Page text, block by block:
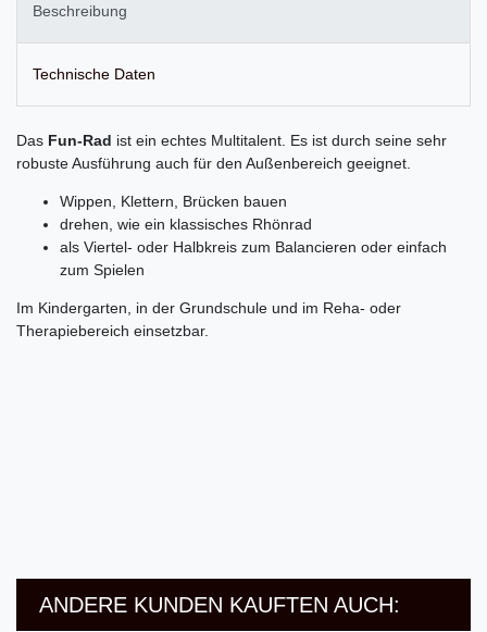
Beschreibung
Technische Daten
Das Fun-Rad ist ein echtes Multitalent. Es ist durch seine sehr
robuste Ausführung auch für den Außenbereich geeignet.
Wippen, Klettern, Brücken bauen
drehen, wie ein klassisches Rhönrad
als Viertel- oder Halbkreis zum Balancieren oder einfach
zum Spielen
Im Kindergarten, in der Grundschule und im Reha- oder
Therapiebereich einsetzbar.
ANDERE KUNDEN KAUFTEN AUCH: